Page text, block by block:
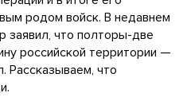
родом войск. В недавнем
заявил, что полторы-две
российской территории —
Рассказываем, что